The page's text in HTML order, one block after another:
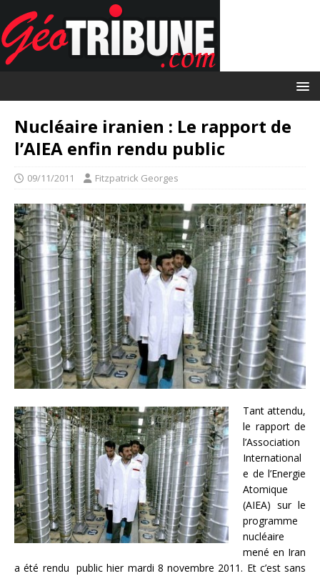
Nucléaire iranien : Le rapport de
l’AIEA enfin rendu public
09/11/2011 Fitzpatrick Georges
Tant attendu,
le rapport de
l’Association
International
e de l’Energie
Atomique
(AIEA) sur le
programme
nucléaire
mené en Iran
a été rendu public hier mardi 8 novembre 2011. Et c’est sans